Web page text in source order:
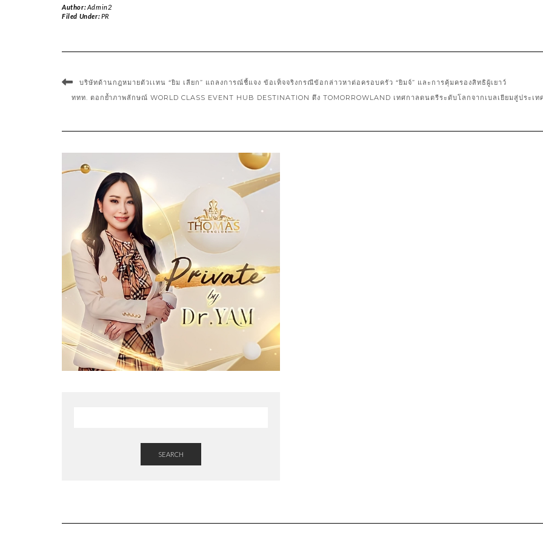
Author:Admin2
Filed Under:PR
บริษัทด้านกฎหมายตัวเเทน “ยิม เลียก” แถลงการณ์ชี้แจง ข้อเท็จจริงกรณีข้อกล่าวหาต่อครอบครัว “ยิมจ์” และการคุ้มครองสิทธิผู้เยาว์
ททท. ตอกย้ำภาพลักษณ์ WORLD CLASS EVENT HUB DESTINATION ดึง TOMORROWLAND เทศกาลดนตรีระดับโลกจากเบลเยียมสู่ประเท
SEARCH